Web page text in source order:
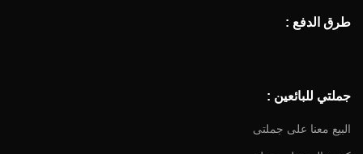
طرق الدفع :
جملتي للبائعين :
البيع معنا على جملتى